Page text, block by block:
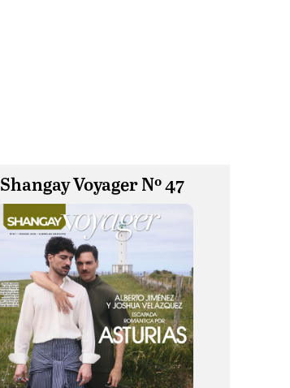
Shangay Voyager Nº 47